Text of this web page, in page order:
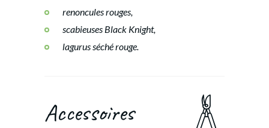
renoncules rouges,
scabieuses Black Knight,
lagurus séché rouge.
Accessoires